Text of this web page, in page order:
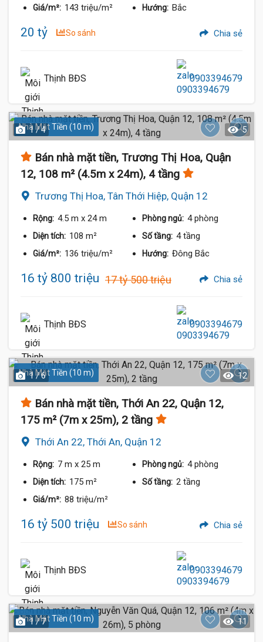
Giá/m²: 143 triệu/m² Hướng: Bắc
20 tỷ So sánh Chia sẻ
Thịnh BĐS 0903394679
Nhà Mặt Tiền (10 m)
1 / 4 5
Bán nhà mặt tiền, Trương Thị Hoa, Quận
12, 108 m² (4.5m x 24m), 4 tầng
Trương Thị Hoa, Tân Thới Hiệp, Quận 12
Rộng: 4.5 m x 24 m Phòng ngủ: 4 phòng
Diện tích: 108 m² Số tầng: 4 tầng
Giá/m²: 136 triệu/m² Hướng: Đông Bắc
16 tỷ 800 triệu 17 tỷ 500 triệu Chia sẻ
Thịnh BĐS 0903394679
Nhà Mặt Tiền (10 m)
1 / 6 12
Bán nhà mặt tiền, Thới An 22, Quận 12,
175 m² (7m x 25m), 2 tầng
Thới An 22, Thới An, Quận 12
Rộng: 7 m x 25 m Phòng ngủ: 4 phòng
Diện tích: 175 m² Số tầng: 2 tầng
Giá/m²: 88 triệu/m²
16 tỷ 500 triệu So sánh Chia sẻ
Thịnh BĐS 0903394679
Nhà Mặt Tiền (10 m)
1 / 7 11